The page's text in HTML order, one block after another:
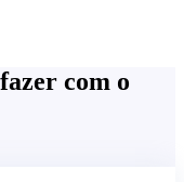
com o